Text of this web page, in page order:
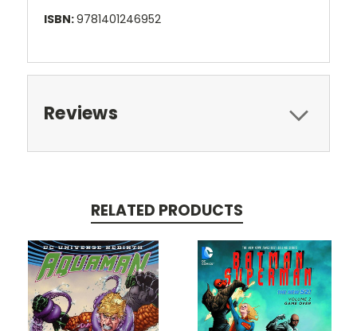
ISBN:9781401246952
Reviews
RELATED PRODUCTS